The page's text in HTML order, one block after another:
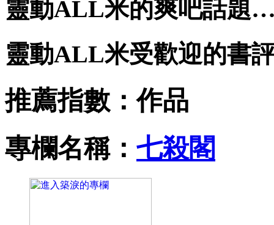
靈動ALL米的爽吧話
靈動ALL米受歡迎的
推薦指數：作品
專欄名稱： 七殺閣